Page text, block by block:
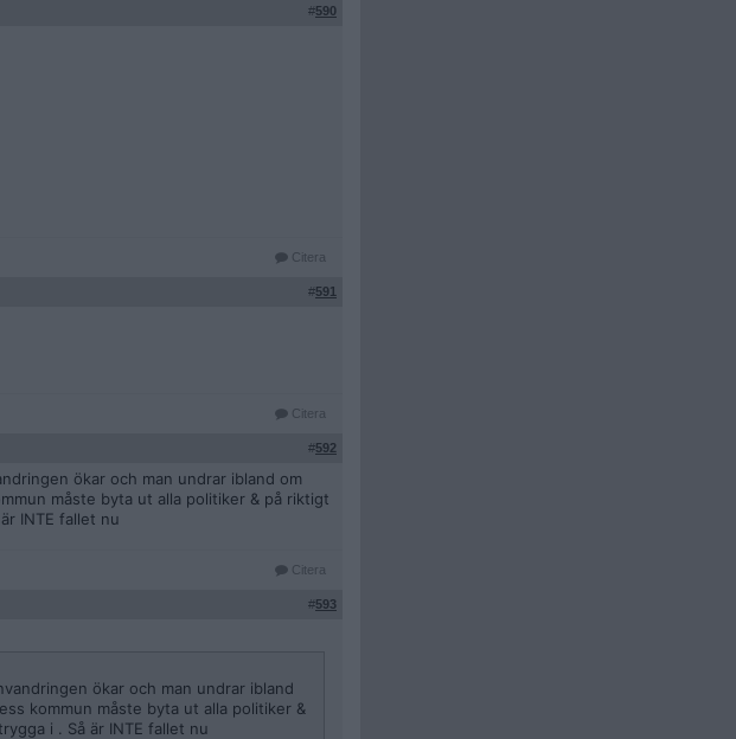
#590
Citera
#591
Citera
#592
ökar och man undrar ibland om
måste byta ut alla politiker & på riktigt
INTE fallet nu
Citera
#593
ökar och man undrar ibland
kommun måste byta ut alla politiker &
i . Så är INTE fallet nu